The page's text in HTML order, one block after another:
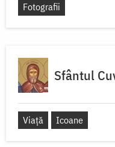
Fotografii
Sfântul
Viață Icoane